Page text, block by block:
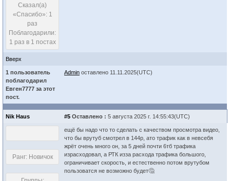
Сказал(а)
«Спасибо»: 1
раз
Поблагодарили:
1 раз в 1 постах
Вверх
1 пользователь
поблагодарил
Евген7777 за этот
пост.
Admin оставлено 11.11.2025(UTC)
Nik Haus #5 Оставлено : 5 августа 2025 г. 14:55:43(UTC)
Ранг: Новичок
ещё бы надо что то сделать с качеством просмотра видео,
что бы врутуб смотрел в 144р, ато трафик как в невсебя
жрёт очень много он, за 5 дней почти 6тб трафика
израсходовал, а РТК изза расхода трафика большого,
ограничивает скорость, и естественно потом врутубом
пользоватся не возможно будет🤔